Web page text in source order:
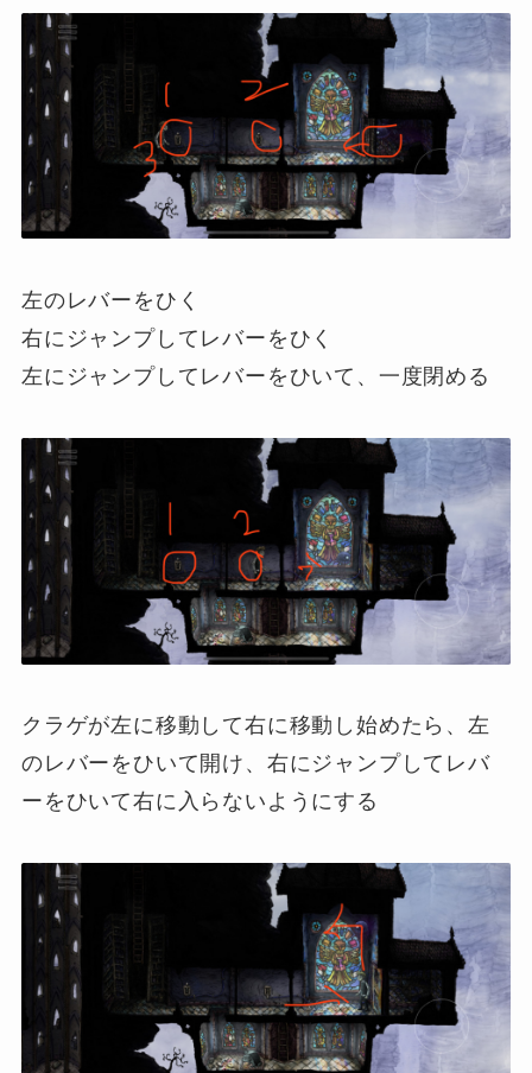
左のレバーをひく
右にジャンプしてレバーをひく
左にジャンプしてレバーをひいて、一度閉める
クラゲが左に移動して右に移動し始めたら、左
のレバーをひいて開け、右にジャンプしてレバ
ーをひいて右に入らないようにする